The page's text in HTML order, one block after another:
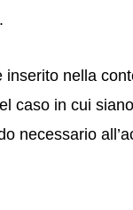
nella
caso in cui
necessario